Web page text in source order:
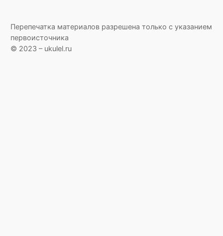
Перепечатка материалов разрешена только с указанием
первоисточника
© 2023 – ukulel.ru